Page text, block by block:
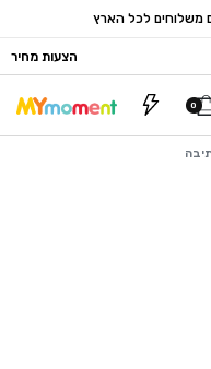
משלוחים לכל הארץ
הצעות מחיר
0